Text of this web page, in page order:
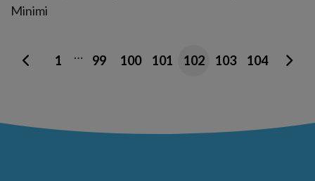
Minimi
1 … 99 100 101 102 103 104